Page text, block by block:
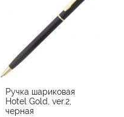
Ручка шариковая
Hotel Gold, ver.2,
черная